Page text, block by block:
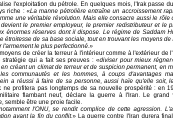
l'exploitation du pétrole. En quelques mois, l'Irak passe
riche : «La manne pétrolière entraîne un accroissement
une véritable révolution. Mais elle consacre aussi le rôle
le premier employeur, le premier redistributeur et le
énormes réserves dont il dispose. Le régime de Saddam
étroitesse de sa base sociale, tout en trouvant les moyens de
le plus perfectionné.»
de créer la terreur à l'intérieur comme à l'extérieur de
qui a fait ses preuves : «diviser pour mieux régner
créant un climat de terreur et de suspicion permanent, en
communautés et les hommes, à coups d'avantages
a réussi à faire de sa personne, aussi haïe qu'elle soit,
ne profitera pas longtemps de sa nouvelle prospérité : en
flambant neuf, déclare la guerre à l'Iran. Le grand
semble être une proie facile.
l'ONU, se rendit complice de cette agression.
avant la fin du conflit.» La guerre contre l'Iran durera